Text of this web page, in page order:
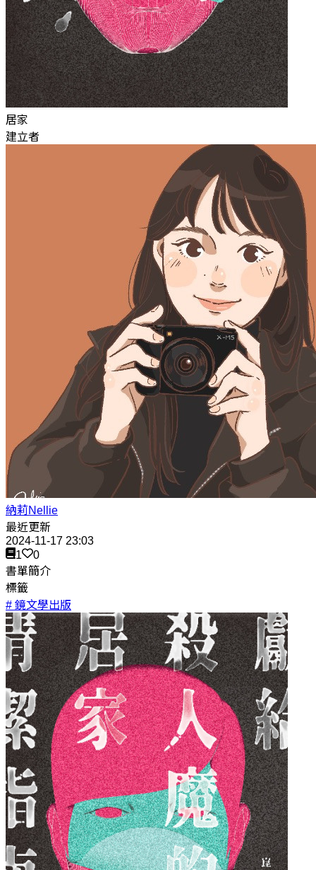
居家
建立者
納莉Nellie
最近更新
2024-11-17 23:03
1
0
書單簡介
標籤
# 鏡文學出版